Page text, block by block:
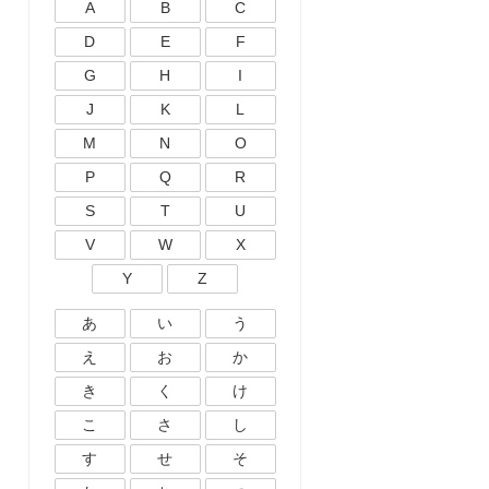
A B
C
D
E
F
G
H
I
J
K
L
M
N
O
P
Q
R
S
T
U
V
W
X
Y
Z
あ い
う
え
お
か
き
く
け
こ
さ
し
す
せ
そ